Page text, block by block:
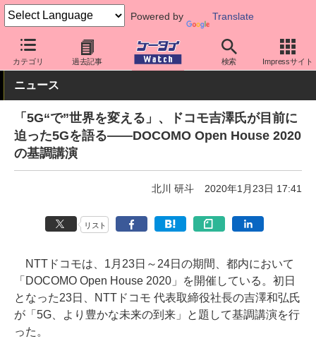
Powered by Translate
カテゴリ 過去記事 検索 Impressサイト
ケータイ Watch キャリア ドコモ
ニュース
「5G“で”世界を変える」、ドコモ吉澤氏が目前に
迫った5Gを語る――DOCOMO Open House 2020
の基調講演
北川 研斗 2020年1月23日 17:41
リスト
NTTドコモは、1月23日～24日の期間、都内において
「DOCOMO Open House 2020」を開催している。初日
となった23日、NTTドコモ 代表取締役社長の吉澤和弘氏
が「5G、より豊かな未来の到来」と題して基調講演を行
った。